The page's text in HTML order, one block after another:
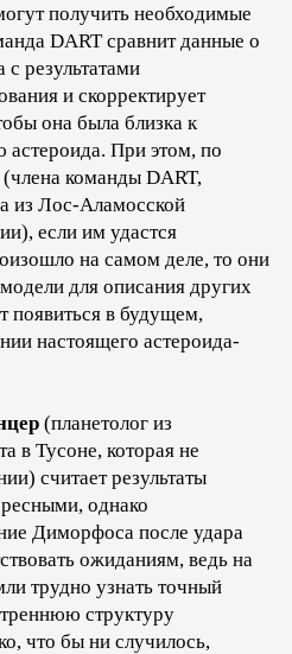
получить необходимые
DART сравнит данные о
результатами
и скорректирует
она была близка к
астероида. При этом, по
(члена команды DART,
из Лос-Аламосской
если им удастся
на самом деле, то они
для описания других
появиться в будущем,
настоящего астероида-
(планетолог из
в Тусоне, которая не
считает результаты
однако
Диморфоса после удара
ожиданиям, ведь на
трудно узнать точный
структуру
что бы ни случилось,